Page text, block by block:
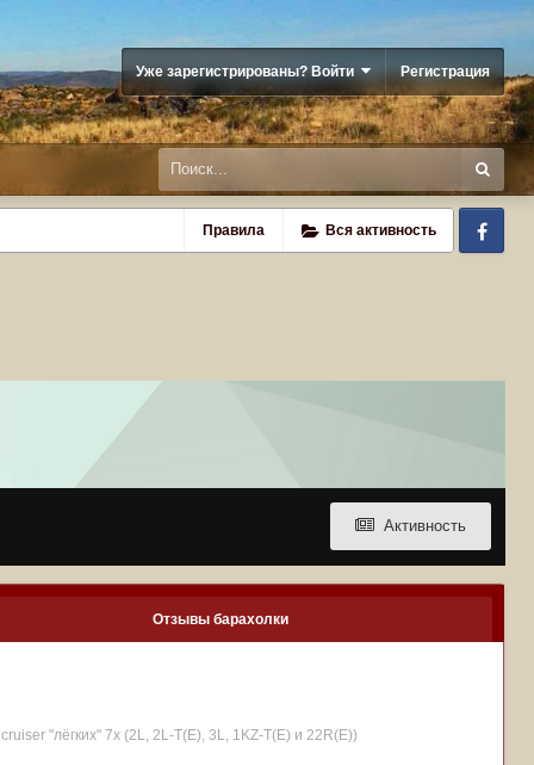
Уже зарегистрированы? Войти Регистрация
Правила Вся активность
Активность
Отзывы барахолки
"лёгких" 7x (2L, 2L-T(Е), 3L, 1KZ-T(E) и 22R(Е))